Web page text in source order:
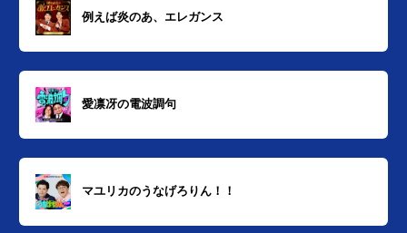
例えば炎のあ、エレガンス
愛凛冴の電波調句
マユリカのうなげろりん！！